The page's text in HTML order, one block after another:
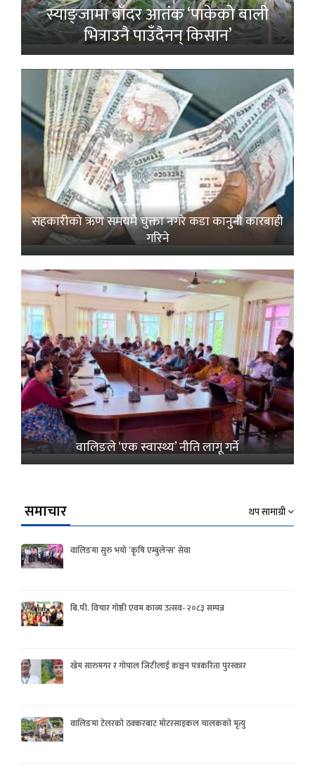
स्याङ्जामा बाँदर आतंक ‘पाकेको बाली
भित्राउनै पाउँदैनन् किसान’
सहकारीको ऋण समयमै चुक्ता नगरे कडा कानुनी कारबाही
गरिने
वालिङले ‘एक स्वास्थ्य’ नीति लागू गर्ने
समाचार थप सामाग्री
वालिङमा सुरु भयो ‘कृषि एम्बुलेन्स’ सेवा
बि.पी. विचार गोष्ठी एवम काव्य उत्सव- २०८३ सम्पन्न
खेम सारुमगर र गोपाल जिटीलाई कञ्चन पत्रकरिता पुरस्कार
वालिङमा टेलरको ठक्करबाट मोटरसाइकल चालकको मृत्यु